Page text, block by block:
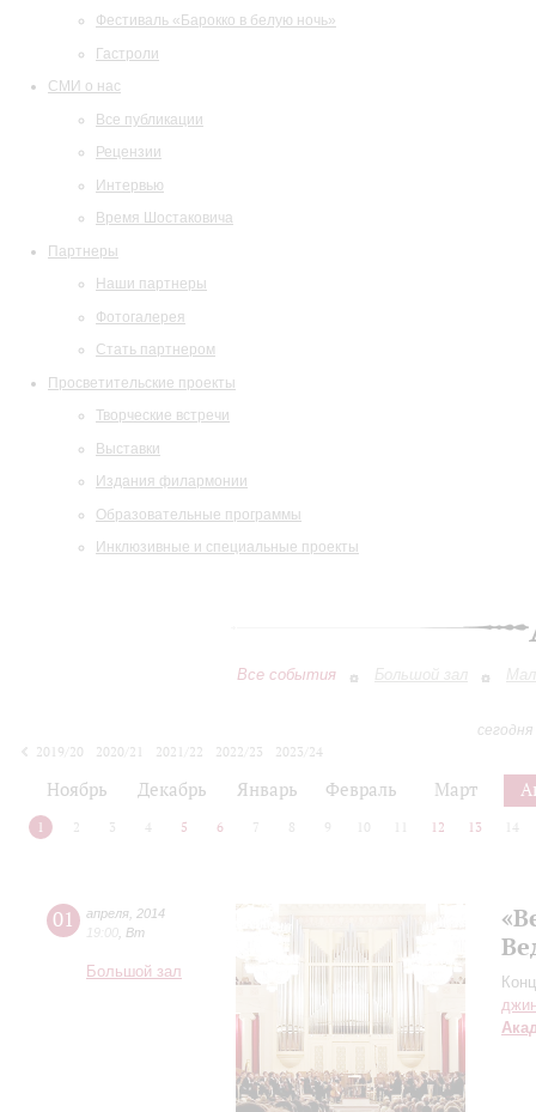
Фестиваль «Барокко в белую ночь»
Гастроли
СМИ о нас
Все публикации
Рецензии
Интервью
Время Шостаковича
Партнеры
Наши партнеры
Фотогалерея
Стать партнером
Просветительские проекты
Творческие встречи
Выставки
Издания филармонии
Образовательные программы
Инклюзивные и специальные проекты
Все события Большой зал
2019/20
2020/21 2021/22 2022/23
2023/24
Ноябрь Декабрь Январь Февраль Март
1 2 3 4 5 6 7 8 9 10 12 13 14
01 апреля 2014
19:00 Вт
Большой зал